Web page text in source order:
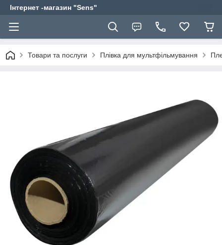
Інтернет -магазин "Sens"
Товари та послуги Плівка для мультфільмування